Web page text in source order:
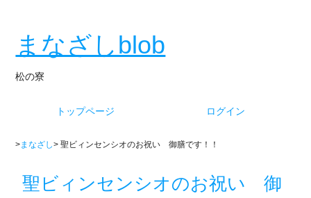
まなざしblob
松の寮
トップページ ログイン
>まなざし> 聖ビィンセンシオのお祝い 御膳です！！
聖ビィンセンシオのお祝い 御